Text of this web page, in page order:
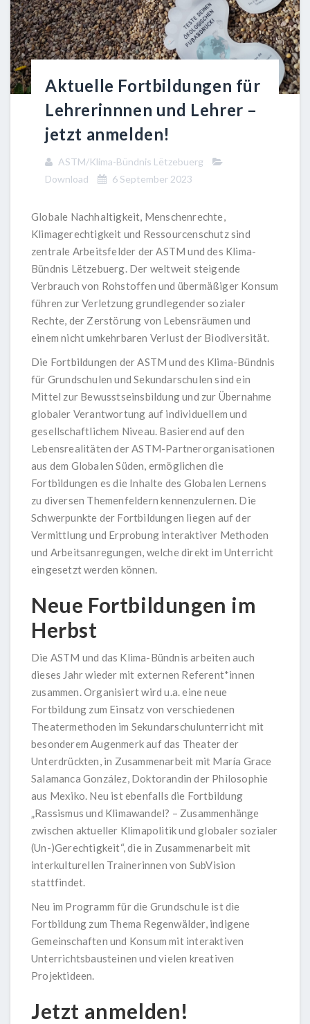
Aktuelle Fortbildungen für
Lehrerinnnen und Lehrer –
jetzt anmelden!
ASTM/Klima-Bündnis Lëtzebuerg
Download
6 September 2023
Globale Nachhaltigkeit, Menschenrechte,
Klimagerechtigkeit und Ressourcenschutz sind
zentrale Arbeitsfelder der ASTM und des Klima-
Bündnis Lëtzebuerg. Der weltweit steigende
Verbrauch von Rohstoffen und übermäßiger Konsum
führen zur Verletzung grundlegender sozialer
Rechte, der Zerstörung von Lebensräumen und
einem nicht umkehrbaren Verlust der Biodiversität.
Die Fortbildungen der ASTM und des Klima-Bündnis
für Grundschulen und Sekundarschulen sind ein
Mittel zur Bewusstseinsbildung und zur Übernahme
globaler Verantwortung auf individuellem und
gesellschaftlichem Niveau. Basierend auf den
Lebensrealitäten der ASTM-Partnerorganisationen
aus dem Globalen Süden, ermöglichen die
Fortbildungen es die Inhalte des Globalen Lernens
zu diversen Themenfeldern kennenzulernen. Die
Schwerpunkte der Fortbildungen liegen auf der
Vermittlung und Erprobung interaktiver Methoden
und Arbeitsanregungen, welche direkt im Unterricht
eingesetzt werden können.
Neue Fortbildungen im
Herbst
Die ASTM und das Klima-Bündnis arbeiten auch
dieses Jahr wieder mit externen Referent*innen
zusammen. Organisiert wird u.a. eine neue
Fortbildung zum Einsatz von verschiedenen
Theatermethoden im Sekundarschulunterricht mit
besonderem Augenmerk auf das Theater der
Unterdrückten, in Zusammenarbeit mit María Grace
Salamanca González, Doktorandin der Philosophie
aus Mexiko. Neu ist ebenfalls die Fortbildung
„Rassismus und Klimawandel? – Zusammenhänge
zwischen aktueller Klimapolitik und globaler sozialer
(Un-)Gerechtigkeit“, die in Zusammenarbeit mit
interkulturellen Trainerinnen von SubVision
stattfindet.
Neu im Programm für die Grundschule ist die
Fortbildung zum Thema Regenwälder, indigene
Gemeinschaften und Konsum mit interaktiven
Unterrichtsbausteinen und vielen kreativen
Projektideen.
Jetzt anmelden!